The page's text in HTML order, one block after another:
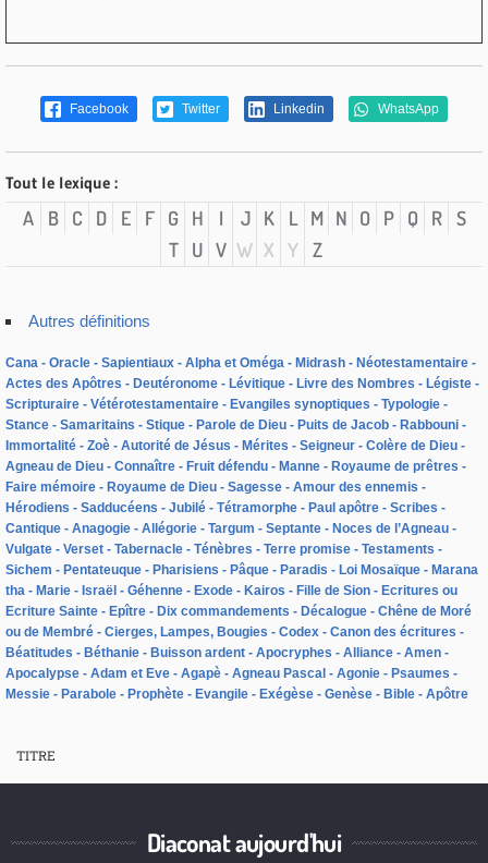
Facebook Twitter Linkedin WhatsApp
Tout le lexique :
A B C D E F G H I J K L M N O P Q R S
T
U V W X Y Z
Autres définitions
Cana Oracle Sapientiaux Alpha et Oméga Midrash
Néotestamentaire
Actes des Apôtres
Deutéronome Lévitique Livre des Nombres
Légiste
Scripturaire
Vétérotestamentaire Evangiles synoptiques
Typologie
Stance
Samaritains Stique Parole de Dieu Puits de Jacob
Rabbouni
Immortalité
Zoè Autorité de Jésus Mérites Seigneur
Colère de Dieu
Agneau de Dieu
Connaître Fruit défendu Manne
Royaume de prêtres
Faire mémoire
Royaume de Dieu Sagesse
Amour des ennemis
Hérodiens
Sadducéens Jubilé Tétramorphe Paul apôtre
Scribes
Cantique
Anagogie Allégorie Targum Septante
Noces de l’Agneau
Vulgate
Verset Tabernacle Ténèbres Terre promise
Testaments
Sichem
Pentateuque Pharisiens Pâque Paradis Loi Mosaïque
Marana
tha
Marie Israël Géhenne Exode Kairos Fille de Sion
Ecritures ou
Ecriture Sainte
Epître Dix commandements Décalogue
Chêne de Moré
ou de Membré
Cierges, Lampes, Bougies Codex
Canon des écritures
Béatitudes
Béthanie Buisson ardent Apocryphes Alliance
Amen
Apocalypse
Adam et Eve Agapè Agneau Pascal Agonie
Psaumes
Messie
Parabole Prophète Evangile Exégèse Genèse Bible Apôtre
TITRE
Diaconat aujourd'hui